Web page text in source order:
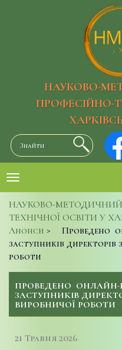
НАУКОВО-
ПРОФЕСІЙНО-
НАУКОВО-
ТЕХНІЧНОЇ ОСВІТИ У
Анонси >
Проведено
заступників
роботи
ПРОВЕДЕНО
ЗАСТУПНИКІВ
ВИРОБНИЧОЇ РОБОТИ
21 Травня 2026